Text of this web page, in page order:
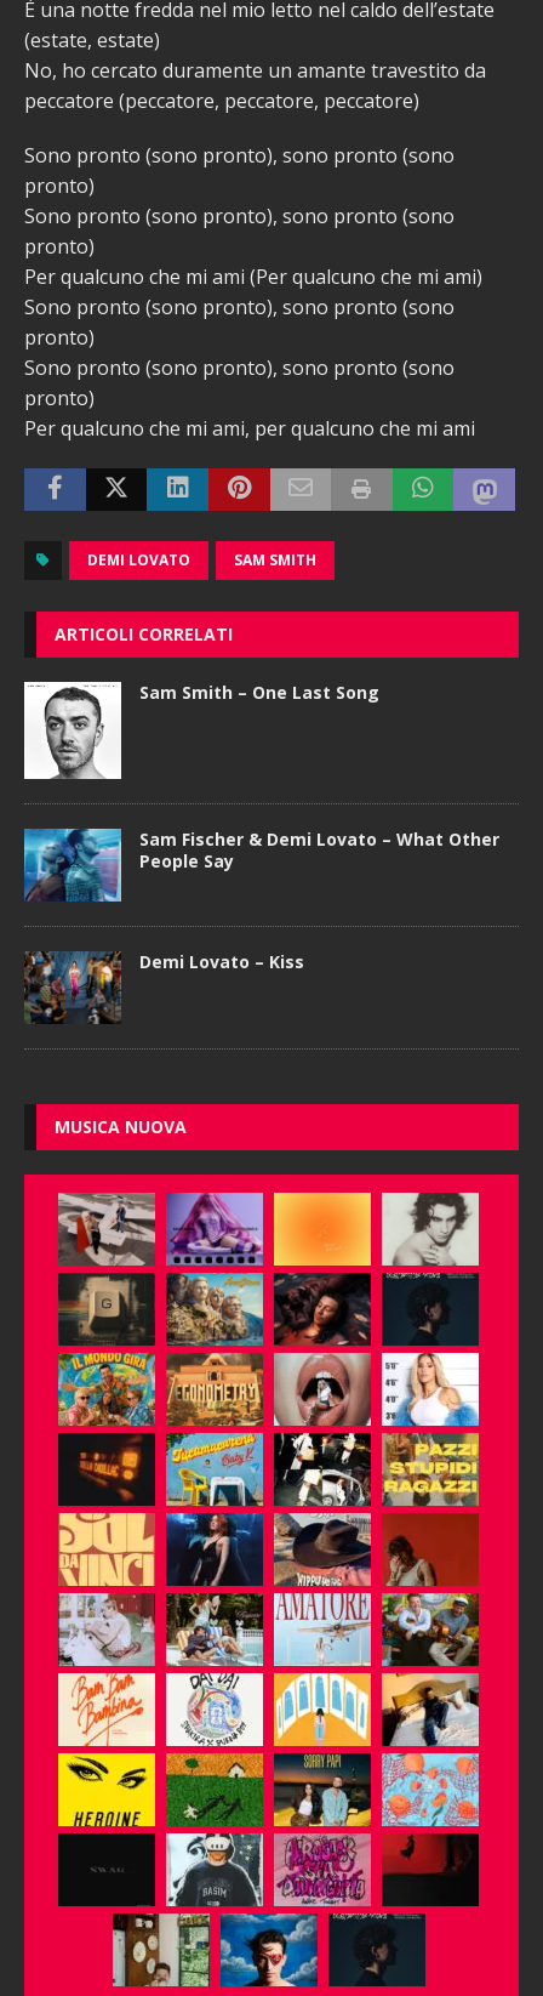
È una notte fredda nel mio letto nel caldo dell’estate
(estate, estate)
No, ho cercato duramente un amante travestito da
peccatore (peccatore, peccatore, peccatore)
Sono pronto (sono pronto), sono pronto (sono
pronto)
Sono pronto (sono pronto), sono pronto (sono
pronto)
Per qualcuno che mi ami (Per qualcuno che mi ami)
Sono pronto (sono pronto), sono pronto (sono
pronto)
Sono pronto (sono pronto), sono pronto (sono
pronto)
Per qualcuno che mi ami, per qualcuno che mi ami
DEMI LOVATO SAM SMITH
ARTICOLI CORRELATI
Sam Smith – One Last Song
Sam Fischer & Demi Lovato – What Other
People Say
Demi Lovato – Kiss
MUSICA NUOVA